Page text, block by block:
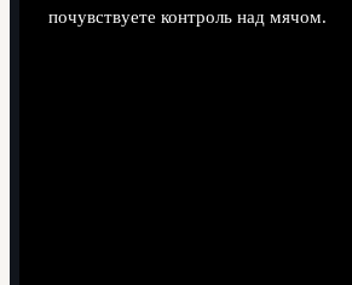
почувствуете контроль над мячом.